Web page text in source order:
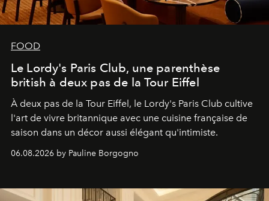
FOOD
Le Lordy's Paris Club, une parenthèse
british à deux pas de la Tour Eiffel
À deux pas de la Tour Eiffel, le Lordy's Paris Club cultive
l'art de vivre britannique avec une cuisine française de
saison dans un décor aussi élégant qu'intimiste.
06.08.2026 by Pauline Borgogno